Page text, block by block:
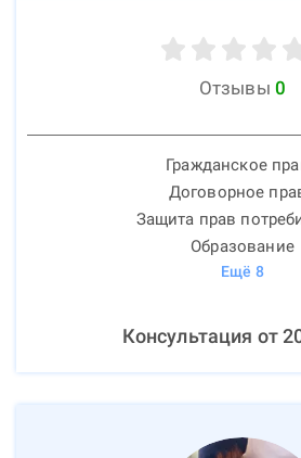
Отзывы 0
Гражданское
Договорное
Защита прав
Образование
Ещё 8
Консультация от